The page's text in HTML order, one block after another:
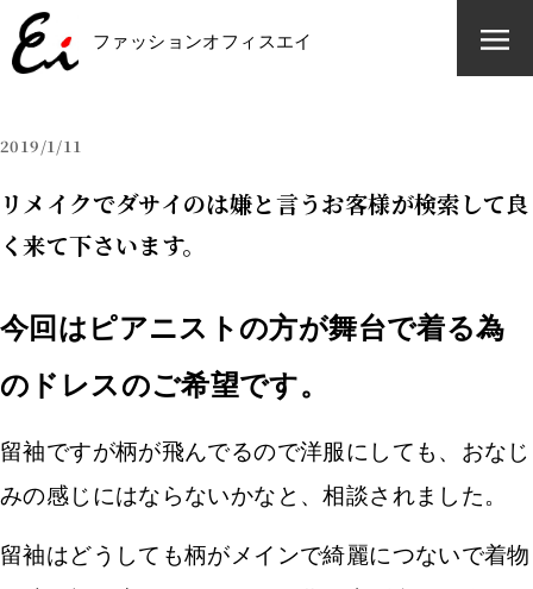
ファッションオフィスエイ
ファッションオフィスエイ
2019 1/11
リメイクでダサイのは嫌と言うお客様が検索して良
く来て下さいます。
今回はピアニストの方が舞台で着る為
のドレスのご希望です。
留袖ですが柄が飛んでるので洋服にしても、おなじ
みの感じにはならないかなと、相談されました。
留袖はどうしても柄がメインで綺麗につないで着物